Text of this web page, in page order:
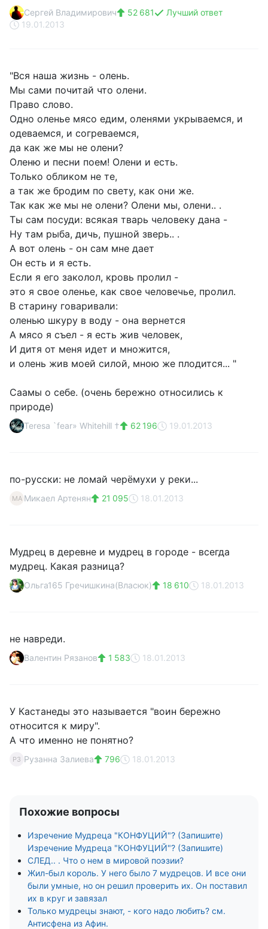
Сергей Владимирович 52 681
Лучший ответ
19.01.2013
"Вся наша жизнь - олень.
Мы сами почитай что олени.
Право слово.
Одно оленье мясо едим, оленями укрываемся, и
одеваемся, и согреваемся,
да как же мы не олени?
Оленю и песни поем! Олени и есть.
Только обликом не те,
а так же бродим по свету, как они же.
Так как же мы не олени? Олени мы, олени.. .
Ты сам посуди: всякая тварь человеку дана -
Ну там рыба, дичь, пушной зверь.. .
А вот олень - он сам мне дает
Он есть и я есть.
Если я его заколол, кровь пролил -
это я свое оленье, как свое человечье, пролил.
В старину говаривали:
оленью шкуру в воду - она вернется
А мясо я съел - я есть жив человек,
И дитя от меня идет и множится,
и олень жив моей силой, мною же плодится... "
Саамы о себе. (очень бережно относились к
природе)
Teresa `fear» Whitehill † 62 196 19.01.2013
по-русски: не ломай черёмухи у реки...
МА Микаел Артенян 21 095 18.01.2013
Мудрец в деревне и мудрец в городе - всегда
мудрец. Какая разница?
Ольга165 Гречишкина(Власюк) 18 610 18.01.2013
не навреди.
Валентин Рязанов 1 583 18.01.2013
У Кастанеды это называется "воин бережно
относится к миру".
А что именно не понятно?
РЗ Рузанна Залиева 796 18.01.2013
Похожие вопросы
Изречение Мудреца "КОНФУЦИЙ"? (Запишите)
Изречение Мудреца "КОНФУЦИЙ"? (Запишите)
СЛЕД.. . Что о нем в мировой поэзии?
Жил-был король. У него было 7 мудрецов. И все они
были умные, но он решил проверить их. Он поставил
их в круг и завязал
Только мудрецы знают, - кого надо любить? см.
Антисфена из Афин.